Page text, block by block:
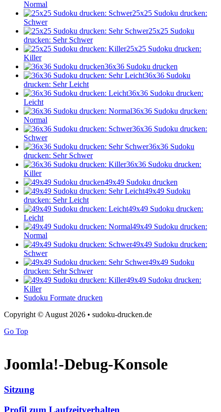
Normal
25x25 Sudoku drucken:
Schwer
25x25 Sudoku
drucken: Sehr Schwer
25x25 Sudoku drucken:
Killer
36x36 Sudoku drucken
36x36 Sudoku
drucken: Sehr Leicht
36x36 Sudoku drucken:
Leicht
36x36 Sudoku drucken:
Normal
36x36 Sudoku drucken:
Schwer
36x36 Sudoku
drucken: Sehr Schwer
36x36 Sudoku drucken:
Killer
49x49 Sudoku drucken
49x49 Sudoku
drucken: Sehr Leicht
49x49 Sudoku drucken:
Leicht
49x49 Sudoku drucken:
Normal
49x49 Sudoku drucken:
Schwer
49x49 Sudoku
drucken: Sehr Schwer
49x49 Sudoku drucken:
Killer
Sudoku Formate drucken
Copyright © August 2026 • sudoku-drucken.de
Go Top
Joomla!-Debug-Konsole
Sitzung
Profil zum Laufzeitverhalten